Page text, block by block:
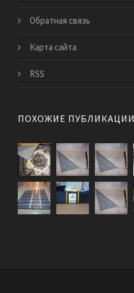
Обратная связь
Карта сайта
RSS
ПОХОЖИЕ ПУБЛИКАЦИИ